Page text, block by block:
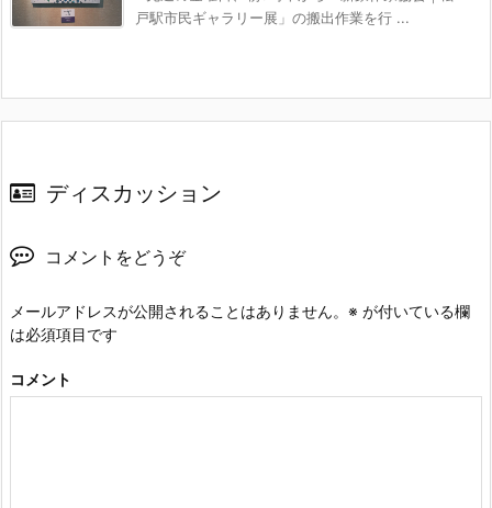
戸駅市民ギャラリー展」の搬出作業を行 ...
ディスカッション
コメントをどうぞ
メールアドレスが公開されることはありません。 ※ が付いている欄
は必須項目です
コメント